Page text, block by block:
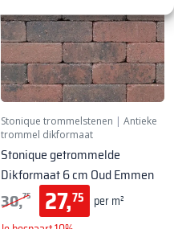
Stonique trommelstenen | Antieke
trommel dikformaat
Stonique getrommelde
Dikformaat 6 cm Oud Emmen
30,75 27,75
per m²